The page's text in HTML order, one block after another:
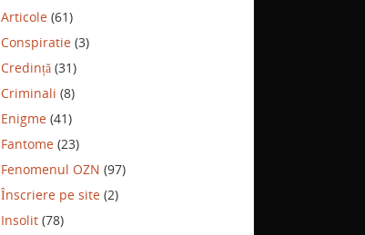
Articole (61)
Conspiratie (3)
Credință (31)
Criminali (8)
Enigme (41)
Fantome (23)
Fenomenul OZN (97)
Înscriere pe site (2)
Insolit (78)